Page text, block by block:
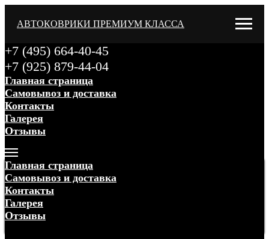
АВТОКОВРИКИ ПРЕМИУМ КЛАССА
+7 (495) 664-40-45
+7 (925) 879-44-04
Главная страница
Самовывоз и доставка
Контакты
Галерея
Отзывы
Главная страница
Самовывоз и доставка
Контакты
Галерея
Отзывы